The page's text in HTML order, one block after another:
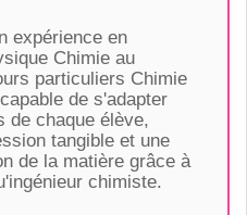
expérience en
Chimie au
particuliers Chimie
de s'adapter
de chaque élève,
tangible et une
de la matière grâce à
chimiste.